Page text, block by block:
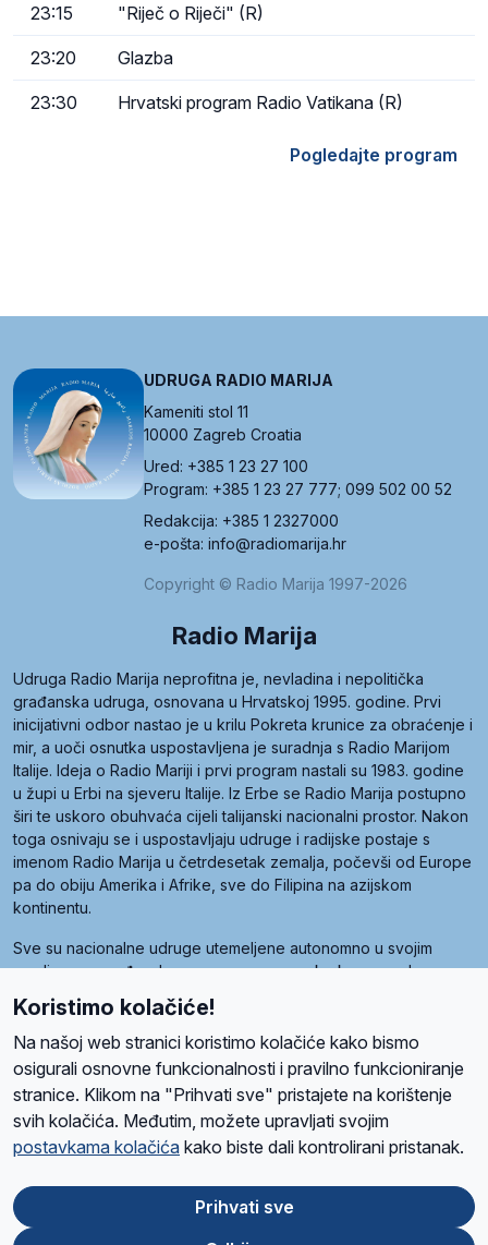
23:15 "Riječ o Riječi" (R)
23:20 Glazba
23:30 Hrvatski program Radio Vatikana (R)
Pogledajte program
UDRUGA RADIO MARIJA
Kameniti stol 11
10000 Zagreb Croatia
Ured: +385 1 23 27 100
Program: +385 1 23 27 777; 099 502 00 52
Redakcija: +385 1 2327000
e-pošta: info@radiomarija.hr
Copyright © Radio Marija 1997-2026
Radio Marija
Udruga Radio Marija neprofitna je, nevladina i nepolitička
građanska udruga, osnovana u Hrvatskoj 1995. godine. Prvi
inicijativni odbor nastao je u krilu Pokreta krunice za obraćenje i
mir, a uoči osnutka uspostavljena je suradnja s Radio Marijom
Italije. Ideja o Radio Mariji i prvi program nastali su 1983. godine
u župi u Erbi na sjeveru Italije. Iz Erbe se Radio Marija postupno
širi te uskoro obuhvaća cijeli talijanski nacionalni prostor. Nakon
toga osnivaju se i uspostavljaju udruge i radijske postaje s
imenom Radio Marija u četrdesetak zemalja, počevši od Europe
pa do obiju Amerika i Afrike, sve do Filipina na azijskom
kontinentu.
Sve su nacionalne udruge utemeljene autonomno u svojim
zemljama, a međusobna su povezane preko krovne udruge
pod nazivom Svjetska obitelj Radio Marije (World Family of
Radio Maria). Svjetsku obitelj utemeljilo je sedam članica, među
kojima je i hrvatska Udruga Radio Marija.
O namaRadio ProgramVolonteriPrijateljiKontaktPravila privatnosti
Ova stranica je zaštićena Google reCAPTCHA sustavom
Koristimo kolačiće!
Na našoj web stranici koristimo kolačiće kako bismo
osigurali osnovne funkcionalnosti i pravilno funkcioniranje
stranice. Klikom na "Prihvati sve" pristajete na korištenje
svih kolačića. Međutim, možete upravljati svojim
postavkama kolačića kako biste dali kontrolirani pristanak.
Prihvati sve